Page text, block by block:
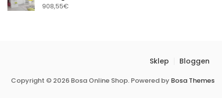
908,55€
Sklep Bloggen
Copyright © 2026 Bosa Online Shop. Powered by Bosa Themes